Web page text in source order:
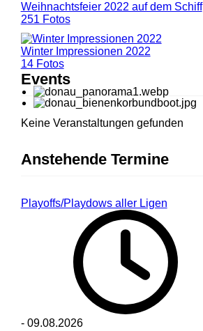
Weihnachtsfeier 2022 auf dem Schiff
251 Fotos
Winter Impressionen 2022
14 Fotos
Events
Keine Veranstaltungen gefunden
Anstehende Termine
Playoffs/Playdows aller Ligen
- 09.08.2026